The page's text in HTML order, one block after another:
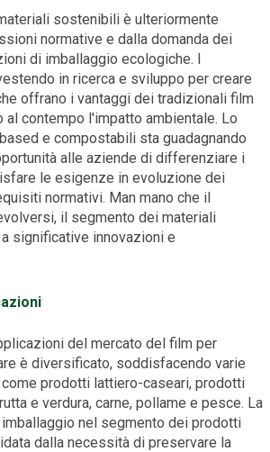
sostenibili è ulteriormente
normative e dalla domanda dei
di imballaggio ecologiche. I
in ricerca e sviluppo per creare
offrano i vantaggi dei tradizionali film
al contempo l'impatto ambientale. Lo
e compostabili sta guadagnando
alle aziende di differenziare i
le esigenze in evoluzione dei
normativi. Man mano che il
il segmento dei materiali
significative innovazioni e
del mercato del film per
è diversificato, soddisfacendo varie
prodotti lattiero-caseari, prodotti
e verdura, carne, pollame e pesce. La
nel segmento dei prodotti
dalla necessità di preservare la